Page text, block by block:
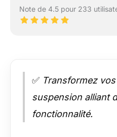
Note de 4.5 pour 233
✅ Transformez
suspension alliant
fonctionnalité.